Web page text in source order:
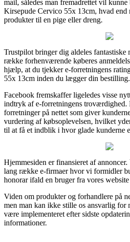
mail, således man fremadrettet vil
Kirsepude Cervico 55x 13cm, hvad end
produkter til en pige eller dreng.
Trustpilot bringer dig aldeles fantastiske
række forhenværende køberes
hjælp, at du tjekker e-forretningens
55x 13cm inden du lægger din bestilling.
Facebook fremskaffer ligeledes visse
indtryk af e-forretningens troværdighed.
forretninger på nettet som giver
vurdering af købsoplevelsen, hvilket
til at få et indblik i hvor glade kunderne
Hjemmesiden er finansieret af
lang række e-firmaer hvor vi formidler
honorar ifald en bruger fra vores
Viden om produkter og forhandlere på
men man kan ikke stille os ansvarlig for
være implementeret efter sidste
informationer.